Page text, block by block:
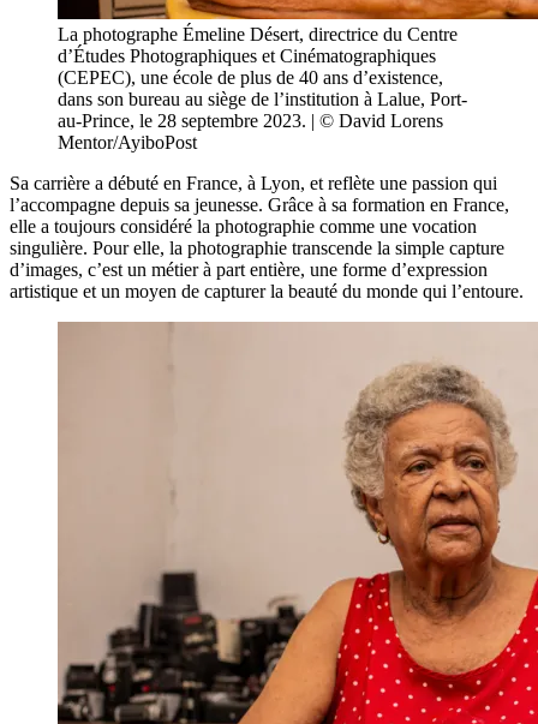
La photographe Émeline Désert, directrice du Centre
d’Études Photographiques et Cinématographiques
(CEPEC), une école de plus de 40 ans d’existence,
dans son bureau au siège de l’institution à Lalue, Port-
au-Prince, le 28 septembre 2023. | © David Lorens
Mentor/AyiboPost
Sa carrière a débuté en France, à Lyon, et reflète une passion qui
l’accompagne depuis sa jeunesse. Grâce à sa formation en France,
elle a toujours considéré la photographie comme une vocation
singulière. Pour elle, la photographie transcende la simple capture
d’images, c’est un métier à part entière, une forme d’expression
artistique et un moyen de capturer la beauté du monde qui l’entoure.